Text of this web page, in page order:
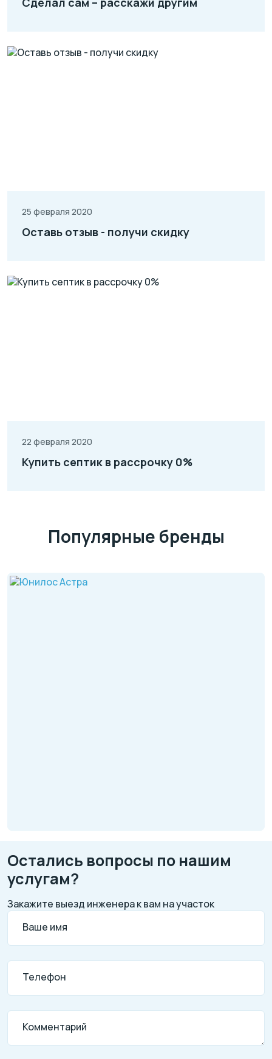
25 февраля 2020
Оставь отзыв - получи скидку
22 февраля 2020
Купить септик в рассрочку 0%
Популярные бренды
Остались вопросы по нашим
услугам?
Закажите выезд инженера к вам на участок
Ваше имя
Телефон
Комментарий